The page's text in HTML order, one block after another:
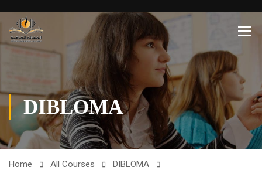
DIBLOMA
Home All Courses
DIBLOMA